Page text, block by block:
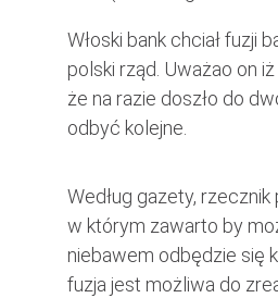
Włoski bank chciał fuzji
polski rząd. Uważao on
że na razie doszło do
odbyć kolejne.
Według gazety, rzecznik
w którym zawarto by
niebawem odbędzie się
fuzja jest możliwa do